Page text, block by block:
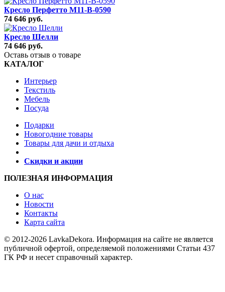
Кресло Перфетто M11-B-0590
74 646 руб.
Кресло Шелли
74 646 руб.
Оставь отзыв о товаре
КАТАЛОГ
Интерьер
Текстиль
Мебель
Посуда
Подарки
Новогодние товары
Товары для дачи и отдыха
Скидки и акции
ПОЛЕЗНАЯ ИНФОРМАЦИЯ
О нас
Новости
Контакты
Карта сайта
© 2012-2026 LavkaDekora. Информация на сайте не является
публичной офертой, определяемой положениями Статьи 437
ГК РФ и несет справочный характер.